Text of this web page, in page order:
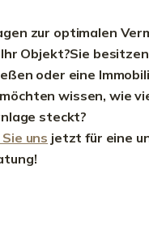
zur optimalen
Objekt?Sie
oder eine
wissen, wie
steckt?
uns jetzt für eine